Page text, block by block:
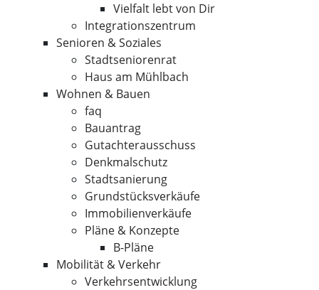
Vielfalt lebt von Dir
Integrationszentrum
Senioren & Soziales
Stadtseniorenrat
Haus am Mühlbach
Wohnen & Bauen
faq
Bauantrag
Gutachterausschuss
Denkmalschutz
Stadtsanierung
Grundstücksverkäufe
Immobilienverkäufe
Pläne & Konzepte
B-Pläne
Mobilität & Verkehr
Verkehrsentwicklung